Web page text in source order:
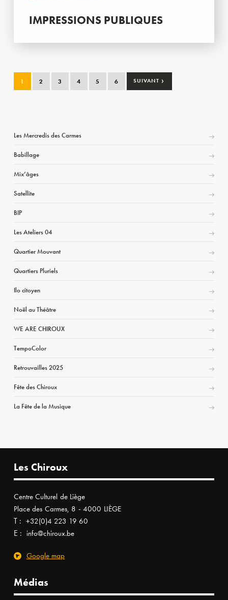
IMPRESSIONS PUBLIQUES
1 2 3 4 5 6 SUIVANT ›
Les Mercredis des Carmes
Babillage
Mix’âges
Satellite
BIP
Les Ateliers 04
Quartier Mouvant
Quartiers Pluriels
Ilo citoyen
Noël au Théâtre
WE ARE CHIROUX
TempoColor
Retrouvailles 2025
Fête des Chiroux
La Fête de la Musique
Les Chiroux
Centre Culturel de Liège
Place des Carmes, 8 - 4000 LIÈGE
T : +32(0)4 223 19 60
E : info@chiroux.be
Google map
Médias